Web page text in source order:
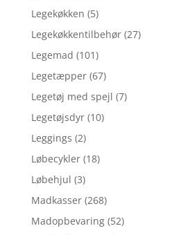
Legekøkken (5)
Legekøkkentilbehør (27)
Legemad (101)
Legetæpper (67)
Legetøj med spejl (7)
Legetøjsdyr (10)
Leggings (2)
Løbecykler (18)
Løbehjul (3)
Madkasser (268)
Madopbevaring (52)